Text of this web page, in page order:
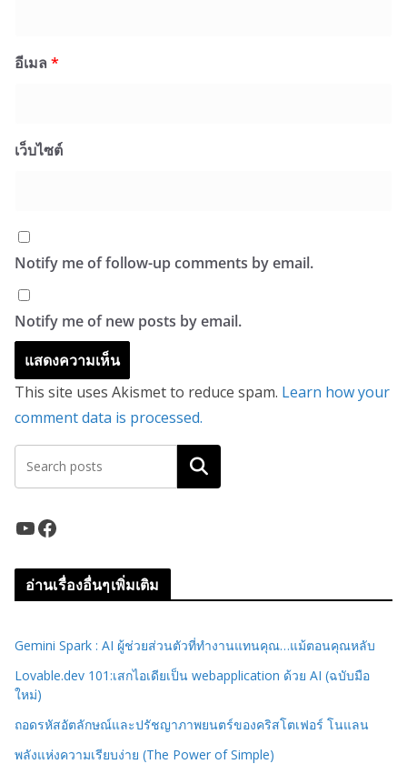
อีเมล *
เว็บไซต์
Notify me of follow-up comments by email.
Notify me of new posts by email.
This site uses Akismet to reduce spam. Learn how your
comment data is processed.
ค้นหา
YouTube Facebook
อ่านเรื่องอื่นๆเพิ่มเติม
Gemini Spark : AI ผู้ช่วยส่วนตัวที่ทำงานแทนคุณ…แม้ตอนคุณหลับ
Lovable.dev 101:เสกไอเดียเป็น webapplication ด้วย AI (ฉบับมือ
ใหม่)
ถอดรหัสอัตลักษณ์และปรัชญาภาพยนตร์ของคริสโตเฟอร์ โนแลน
พลังแห่งความเรียบง่าย (The Power of Simple)